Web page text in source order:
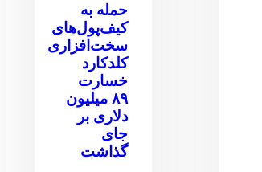
حمله به
کیف‌پول‌های
سخت‌افزاری
کلدکارد
خسارت
۸۹ میلیون
دلاری بر
جای
گذاشت